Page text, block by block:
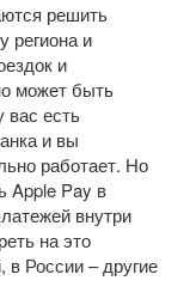
решить
региона и
и
может быть
вас есть
и вы
работает. Но
Apple Pay в
внутри
на это
в России – другие